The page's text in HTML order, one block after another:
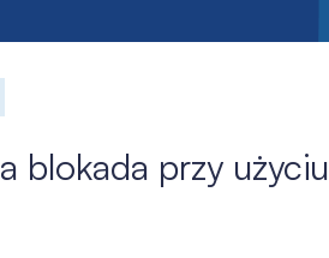
blokada przy użyciu